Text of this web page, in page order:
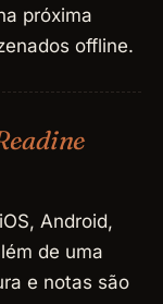
próxima
offline.
Android,
de uma
e notas são